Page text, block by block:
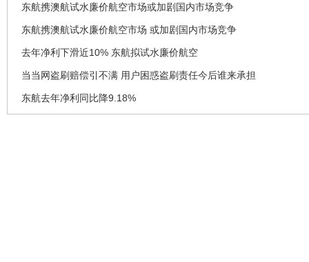
东航携澳航试水廉价航空市场或加剧国内市场竞争
东航携澳航试水廉价航空市场 或加剧国内市场竞争
去年净利下滑近10% 东航拟试水廉价航空
当当网盗刷赔偿引不满 用户困惑盗刷责任今后谁来承担
东航去年净利同比降9.18%